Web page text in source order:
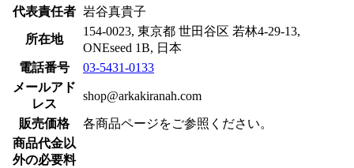
代表責任者 岩谷真貴子
所在地
154-0023, 東京都 世田谷区 若林4-29-13,
ONEseed 1B, 日本
電話番号
03-5431-0133
メールアド
レス
shop@arkakiranah.com
販売価格
各商品ページをご参照ください。
商品代金以
外の必要料